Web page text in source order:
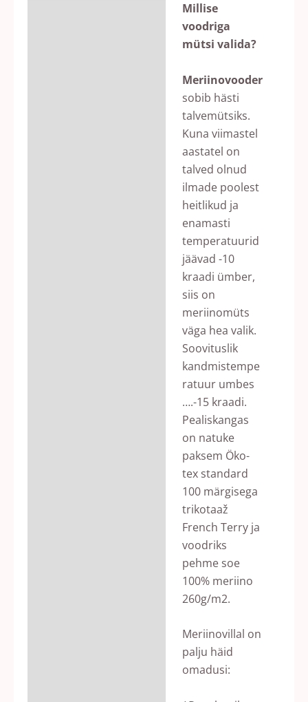
Millise
voodriga
mütsi valida?
Meriinovooder
sobib hästi
talvemütsiks.
Kuna viimastel
aastatel on
talved olnud
ilmade poolest
heitlikud ja
enamasti
temperatuurid
jäävad -10
kraadi ümber,
siis on
meriinomüts
väga hea valik.
Soovituslik
kandmistempe
ratuur umbes
….-15 kraadi.
Pealiskangas
on natuke
paksem Öko-
tex standard
100 märgisega
trikotaaž
French Terry ja
voodriks
pehme soe
100% meriino
260g/m2.
Meriinovillal on
palju häid
omadusi: